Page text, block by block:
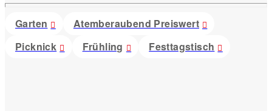
Garten
Atemberaubend Preiswert
Picknick
Frühling Festtagstisch